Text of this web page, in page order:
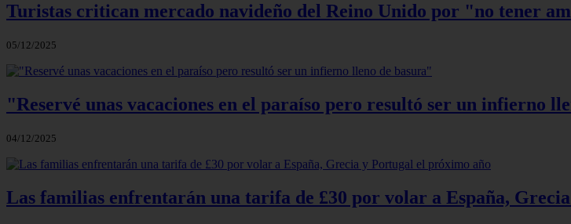
Turistas critican mercado navideño del Reino Unido por "no tener
05/12/2025
"Reservé unas vacaciones en el paraíso pero resultó ser un infierno
04/12/2025
Las familias enfrentarán una tarifa de £30 por volar a España,